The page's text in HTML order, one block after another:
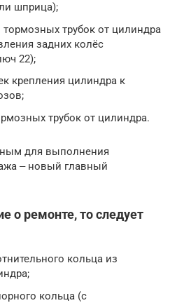
шприца);
тормозных трубок от цилиндра
задних колёс
22);
крепления цилиндра к
трубок от цилиндра.
для выполнения
‒ новый главный
о ремонте, то следует
кольца из
кольца (с